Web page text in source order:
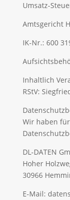
Umsatz-
Amtsgericht
IK-Nr.: 600
Inhaltlich
RStV:
Wir haben
DL-DATEN
Hoher
30966
E-Mail: